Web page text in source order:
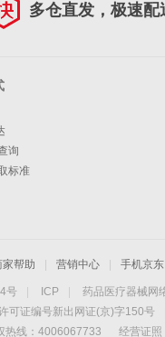
多仓直发，极速配
询
标准
家帮助 营销中心 手机京东
号 ICP 药品医疗器械网
可证编号新出网证(京)字150号
热线：4006067733 经营证照